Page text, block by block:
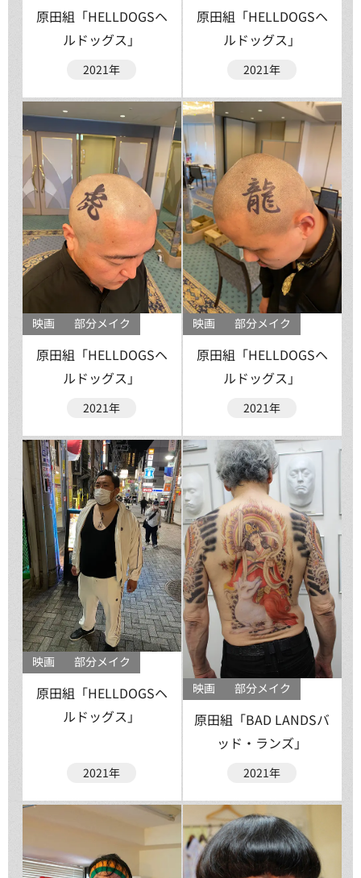
原田組「HELLDOGSヘ
ルドッグス」
2021年
原田組「HELLDOGSヘ
ルドッグス」
2021年
映画 部分メイク
原田組「HELLDOGSヘ
ルドッグス」
2021年
映画 部分メイク
原田組「HELLDOGSヘ
ルドッグス」
2021年
映画 部分メイク
原田組「HELLDOGSヘ
ルドッグス」
2021年
映画 部分メイク
原田組「BAD LANDSバ
ッド・ランズ」
2021年